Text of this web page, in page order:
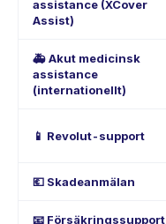
assistance (XCover
Assist)
🚑 Akut medicinsk
assistance
(internationellt)
📱 Revolut-support
💶 Skadeanmälan
📧 Försäkringssupport